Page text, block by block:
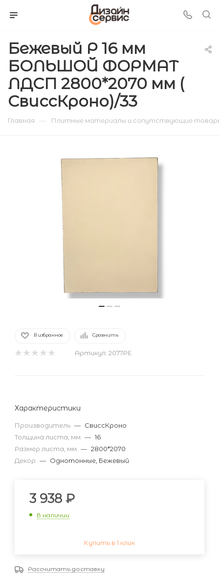
Бежевый Р 16 мм
БОЛЬШОЙ ФОРМАТ
ЛДСП 2800*2070 мм (
СвиссКроно)/33
Главная — Плитные материалы и сопутствующие
В избранное Сравнить
Артикул: 2077РЕ
Характеристики
Производитель — СвиссКроно
Толщина листа, мм — 16
Размер листа, мм — 2800*2070
Декор — Однотонные, Бежевый
3 938 ₽
В наличии
Купить в 1 клик
Рассчитать доставку